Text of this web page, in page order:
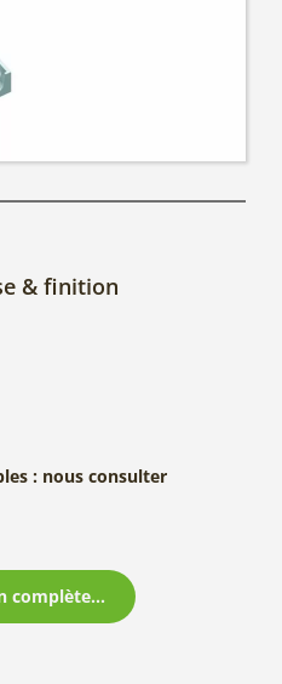
& finition
: nous consulter
complète...